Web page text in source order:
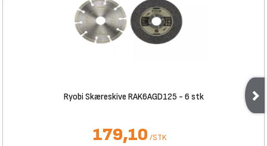
Ryobi Skæreskive RAK6AGD125 - 6 stk
179,10 /STK